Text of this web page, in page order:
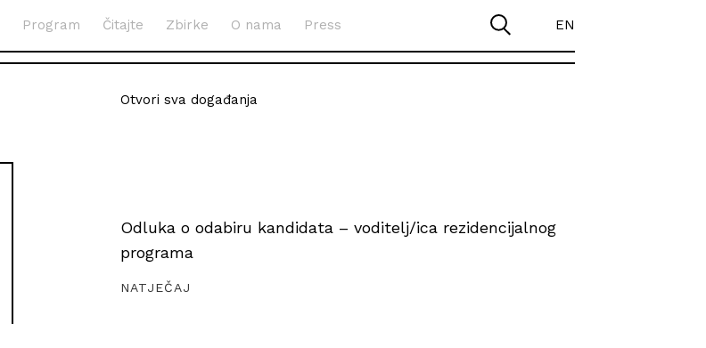
Program Čitajte Zbirke O nama Press EN
Otvori sva događanja
Odluka o odabiru kandidata – voditelj/ica rezidencijalnog
programa
NATJEČAJ